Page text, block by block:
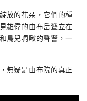
放的花朵，它們的種
雄偉的由布岳聳立在
鳥兒啁啾的聲響，一
無疑是由布院的真正